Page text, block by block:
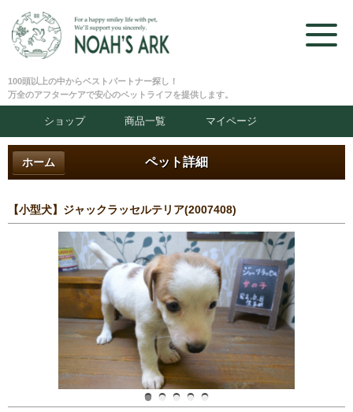
100頭以上の中からベストパートナー探し！
万全のアフターケアで安心のペットライフを提供します。
ショップ 商品一覧 マイページ
ペット詳細
ホーム
【小型犬】ジャックラッセルテリア(2007408)